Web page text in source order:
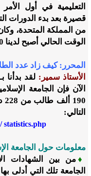
التعليمية في أول
قصيرة بعد بدء الدورات
من المملكة المتحدة،
الوقت الحالي أصبح لدينا 20 وسيطًا يعملون عملاً تطوعيًّا.
المحرر: كيف زاد عدد الطلاب
الأستاذ سمير:
الآن فإن الجامعة
التالي:
statistics.php
معلومات حول الجامعة
♦من بين الشهادات